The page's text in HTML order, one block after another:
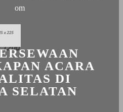
om
ACARA
DI
SELATAN